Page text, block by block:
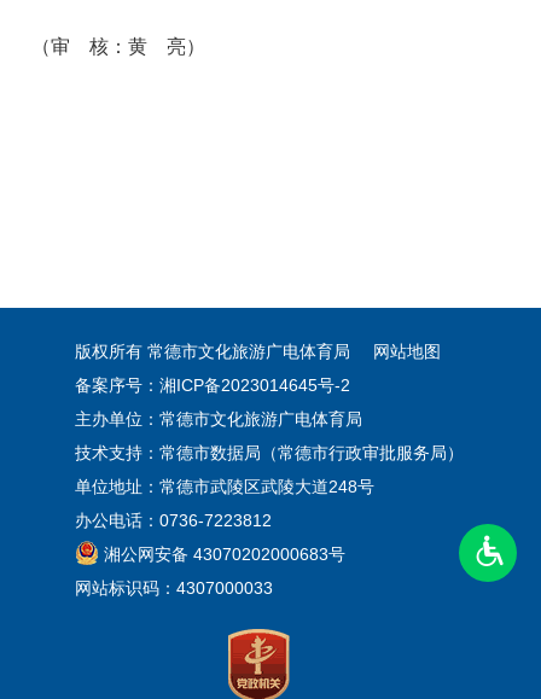
（审 核：黄 亮）
版权所有 常德市文化旅游广电体育局
网站地图
备案序号：湘ICP备2023014645号-2
主办单位：常德市文化旅游广电体育局
技术支持：常德市数据局（常德市行政审批服务局）
单位地址：常德市武陵区武陵大道248号
办公电话：0736-7223812
湘公网安备 43070202000683号
网站标识码：4307000033